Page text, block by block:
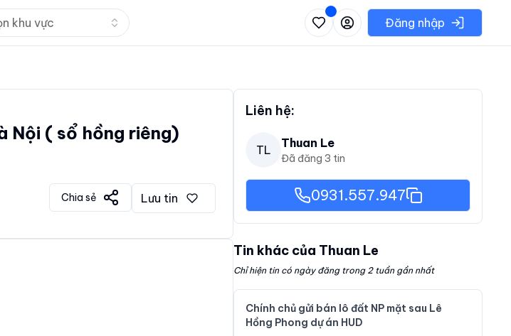
khu vực Nhấn để mở danh sách các khu vực có thể chọnĐăng nhập
Nội ( sổ hồng riêng)
Chia sẻ Lưu tin
Liên hệ:
TL Thuan Le
Đã đăng 3 tin
0931.557.947
Tin khác của Thuan Le
Chỉ hiện tin có ngày đăng trong 2 tuần gần nhất
Chính chủ gửi bán lô đất NP mặt sau Lê
Hồng Phong dự án HUD